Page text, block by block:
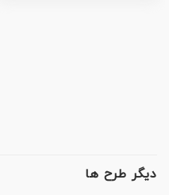
دیگر طرح ها